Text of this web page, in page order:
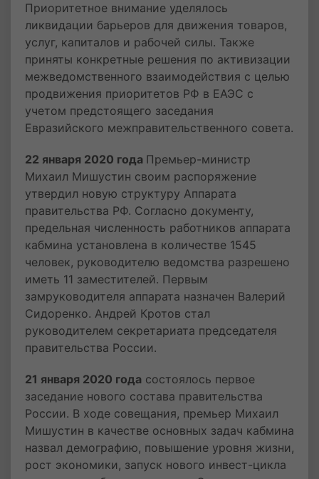
Приоритетное внимание уделялось
ликвидации барьеров для движения товаров,
услуг, капиталов и рабочей силы. Также
приняты конкретные решения по активизации
межведомственного взаимодействия с целью
продвижения приоритетов РФ в ЕАЭС с
учетом предстоящего заседания
Евразийского межправительственного совета.
22 января 2020 года Премьер-министр
Михаил Мишустин своим распоряжение
утвердил новую структуру Аппарата
правительства РФ. Согласно документу,
предельная численность работников аппарата
кабмина установлена в количестве 1545
человек, руководителю ведомства разрешено
иметь 11 заместителей. Первым
замруководителя аппарата назначен Валерий
Сидоренко. Андрей Кротов стал
руководителем секретариата председателя
правительства России.
21 января 2020 года состоялось первое
заседание нового состава правительства
России. В ходе совещания, премьер Михаил
Мишустин в качестве основных задач кабмина
назвал демографию, повышение уровня жизни,
рост экономики, запуск нового инвест-цикла